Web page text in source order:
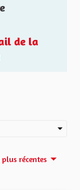
de la
plus récentes